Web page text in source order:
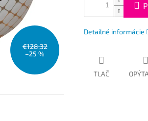
€128,32
–25 %
Detailné informácie
TLAČ